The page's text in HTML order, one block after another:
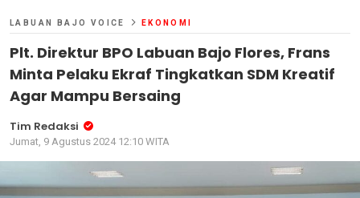
LABUAN BAJO VOICE EKONOMI
Plt. Direktur BPO Labuan Bajo Flores, Frans
Minta Pelaku Ekraf Tingkatkan SDM Kreatif
Agar Mampu Bersaing
Tim Redaksi
Jumat, 9 Agustus 2024 12:10 WITA